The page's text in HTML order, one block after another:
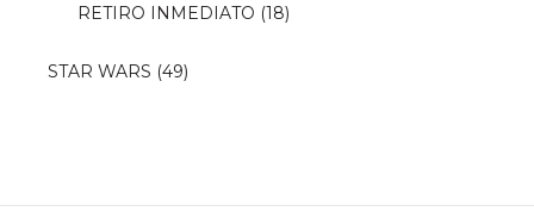
RETIRO INMEDIATO (18)
STAR WARS (49)